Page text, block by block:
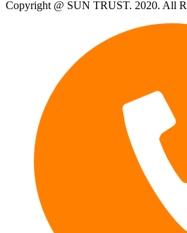
Copyright @ SUN TRUST. 2020. All